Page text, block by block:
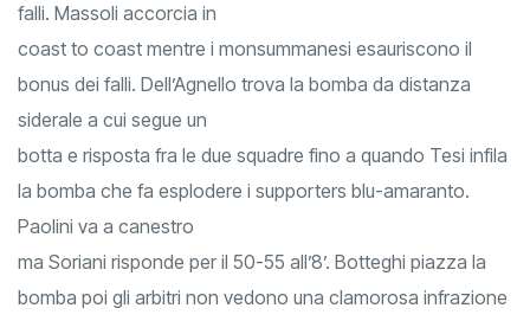
falli. Massoli accorcia in
coast to coast mentre i monsummanesi esauriscono il
bonus dei falli. Dell’Agnello trova la bomba da distanza
siderale a cui segue un
botta e risposta fra le due squadre fino a quando Tesi infila
la bomba che fa esplodere i supporters blu-amaranto.
Paolini va a canestro
ma Soriani risponde per il 50-55 all’8’. Botteghi piazza la
bomba poi gli arbitri non vedono una clamorosa infrazione